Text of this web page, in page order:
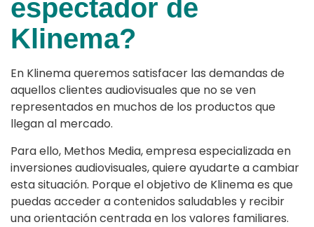
espectador de
Klinema?
En Klinema queremos satisfacer las demandas de
aquellos clientes audiovisuales que no se ven
representados en muchos de los productos que
llegan al mercado.
Para ello, Methos Media, empresa especializada en
inversiones audiovisuales, quiere ayudarte a cambiar
esta situación. Porque el objetivo de Klinema es que
puedas acceder a contenidos saludables y recibir
una orientación centrada en los valores familiares.